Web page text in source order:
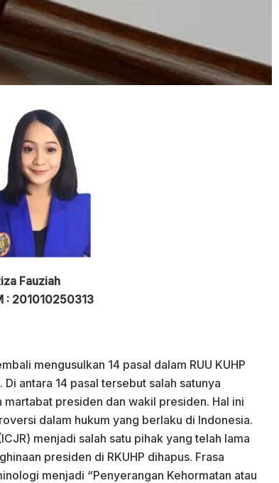
Fauziah
: 201010250313
mengusulkan 14 pasal dalam RUU KUHP
antara 14 pasal tersebut salah satunya
presiden dan wakil presiden. Hal ini
dalam hukum yang berlaku di Indonesia.
menjadi salah satu pihak yang telah lama
presiden di RKUHP dihapus. Frasa
menjadi “Penyerangan Kehormatan atau